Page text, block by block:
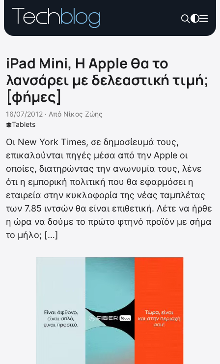
iPad Mini, Η Apple θα το
λανσάρει με δελεαστική τιμή;
[φήμες]
Tablets
16/07/2012 · Από Νίκος Ζώης
Οι New York Times, σε δημοσίευμά τους,
επικαλούνται πηγές μέσα από την Apple οι
οποίες, διατηρώντας την ανωνυμία τους, λένε
ότι η εμπορική πολιτική που θα εφαρμόσει η
εταιρεία στην κυκλοφορία της νέας ταμπλέτας
των 7.85 ιντσών θα είναι επιθετική. Λέτε να ήρθε
η ώρα να δούμε το πρώτο φτηνό προϊόν με σήμα
το μήλο; […]